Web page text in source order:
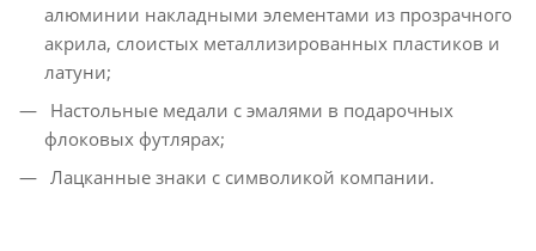
алюминии накладными элементами из прозрачного
акрила, слоистых металлизированных пластиков и
латуни;
Настольные медали с эмалями в подарочных
флоковых футлярах;
Лацканные знаки с символикой компании.